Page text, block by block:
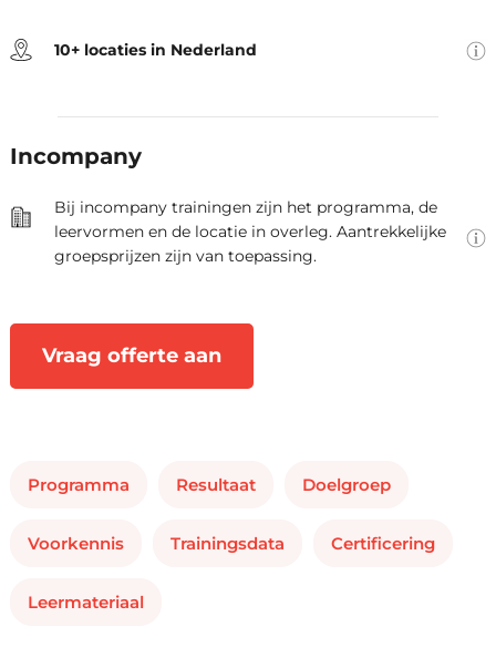
10+ locaties in Nederland
Incompany
Bij incompany trainingen zijn het programma, de
leervormen en de locatie in overleg. Aantrekkelijke
groepsprijzen zijn van toepassing.
Vraag offerte aan
Programma Resultaat Doelgroep
Voorkennis Trainingsdata Certificering
Leermateriaal